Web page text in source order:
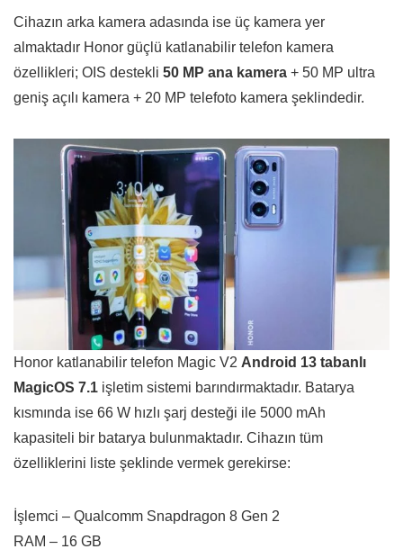
Cihazın arka kamera adasında ise üç kamera yer
almaktadır Honor güçlü katlanabilir telefon kamera
özellikleri; OIS destekli 50 MP ana kamera + 50 MP ultra
geniş açılı kamera + 20 MP telefoto kamera şeklindedir.
Honor katlanabilir telefon Magic V2 Android 13 tabanlı
MagicOS 7.1 işletim sistemi barındırmaktadır. Batarya
kısmında ise 66 W hızlı şarj desteği ile 5000 mAh
kapasiteli bir batarya bulunmaktadır. Cihazın tüm
özelliklerini liste şeklinde vermek gerekirse:
İşlemci – Qualcomm Snapdragon 8 Gen 2
RAM – 16 GB